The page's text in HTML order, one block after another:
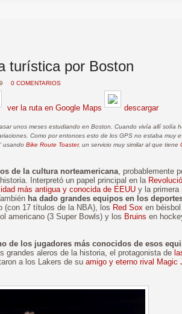
turística por Boston
0 COMENTARIOS
ver la ruta en Google Maps descargar
unos meses estudiando en Boston. Cuando vivía allí solía
Como por entonces esto de los GPS no estaba muy
usando Bike Route Toaster, un servicio muy similar al que tiene
de la cultura norteamericana , probablemente
Interpretó un papel principal en la
más antigua y conocida de EEUU y la primera
ha dado grandes equipos en los
(con 17 títulos de la NBA), los Red Sox en
americano (3 Super Bowls) y los Bruins en
de los jugadores más conocidos de esos
grandes aleros de la historia, el protagonista de
a los Lakers de su amigo y eterno rival Magic